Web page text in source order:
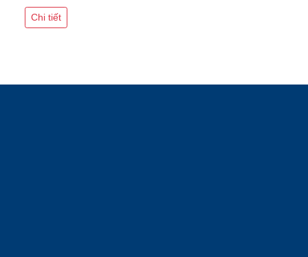
Chi tiết